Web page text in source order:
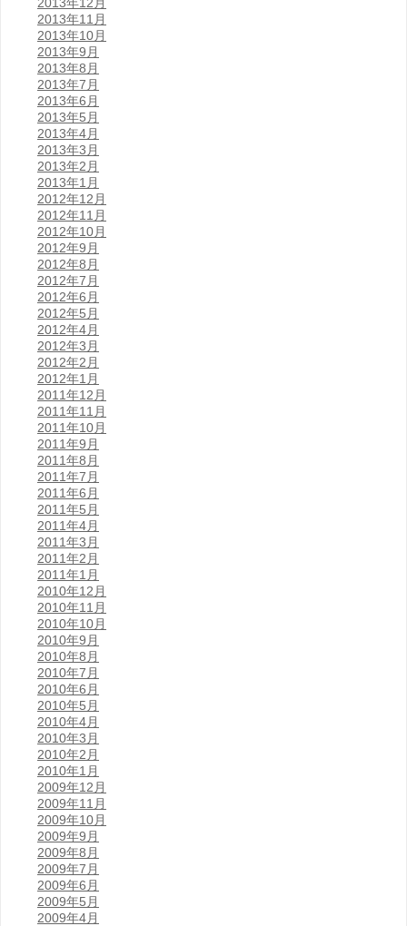
2013年11月
2013年10月
2013年9月
2013年8月
2013年7月
2013年6月
2013年5月
2013年4月
2013年3月
2013年2月
2013年1月
2012年12月
2012年11月
2012年10月
2012年9月
2012年8月
2012年7月
2012年6月
2012年5月
2012年4月
2012年3月
2012年2月
2012年1月
2011年12月
2011年11月
2011年10月
2011年9月
2011年8月
2011年7月
2011年6月
2011年5月
2011年4月
2011年3月
2011年2月
2011年1月
2010年12月
2010年11月
2010年10月
2010年9月
2010年8月
2010年7月
2010年6月
2010年5月
2010年4月
2010年3月
2010年2月
2010年1月
2009年12月
2009年11月
2009年10月
2009年9月
2009年8月
2009年7月
2009年6月
2009年5月
2009年4月